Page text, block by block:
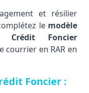
et résilier
le modèle
Foncier
courrier en RAR en
Foncier :